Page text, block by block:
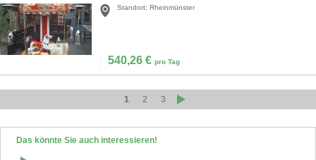
Standort: Rheinmünster
540,26 € pro Tag
1 2 3
Das könnte Sie auch interessieren!